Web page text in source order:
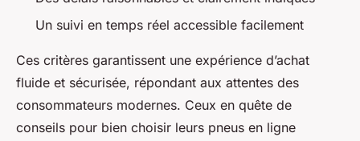
Un suivi en temps réel accessible facilement
Ces critères garantissent une expérience d’achat
fluide et sécurisée, répondant aux attentes des
consommateurs modernes. Ceux en quête de
conseils pour bien choisir leurs pneus en ligne